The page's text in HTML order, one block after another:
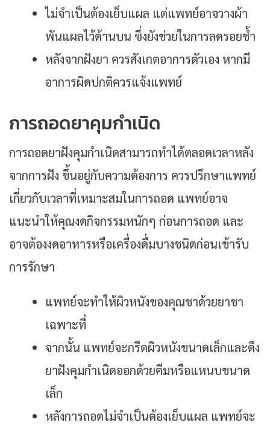
ไม่จำเป็นต้องเย็บแผล แต่แพทย์อาจวางผ้า
พันแผลไว้ด้านบน ซึ่งยังช่วยในการลดรอยช้ำ
หลังจากฝังยา ควรสังเกตอาการตัวเอง หากมี
อาการผิดปกติควรแจ้งแพทย์
การถอดยาคุมกำเนิด
การถอดยาฝังคุมกำเนิดสามารถทำได้ตลอดเวลาหลัง
จากการฝัง ขึ้นอยู่กับความต้องการ ควรปรึกษาแพทย์
เกี่ยวกับเวลาที่เหมาะสมในการถอด แพทย์อาจ
แนะนำให้คุณงดกิจกรรมหนักๆ ก่อนการถอด และ
อาจต้องงดอาหารหรือเครื่องดื่มบางชนิดก่อนเข้ารับ
การรักษา
แพทย์จะทำให้ผิวหนังของคุณชาด้วยยาชา
เฉพาะที่
จากนั้น แพทย์จะกรีดผิวหนังขนาดเล็กและดึง
ยาฝังคุมกำเนิดออกด้วยคีมหรือแหนบขนาด
เล็ก
หลังการถอดไม่จำเป็นต้องเย็บแผล แพทย์จะ